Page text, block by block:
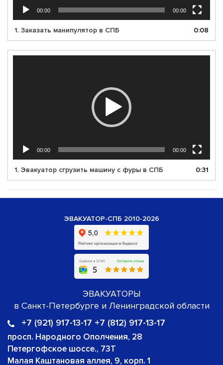
00:00 00:00
1. Заказать манипулятор в СПБ 0:08
00:00 00:00
1. Эвакуатор сгрузить машину с фуры в СПБ 0:31
ЭВАКУАТОР-СПБ 2010-2026
ЭВАКУАТОРЫ
в Санкт-Петербурге и Ленинградской области
+7 (921) 917-13-17 +7 (812) 917-13-17
просп. Народного Ополчения, 28
Петергофское шоссе., 73Т
Малая Каштановая аллея, 9, корп. 1